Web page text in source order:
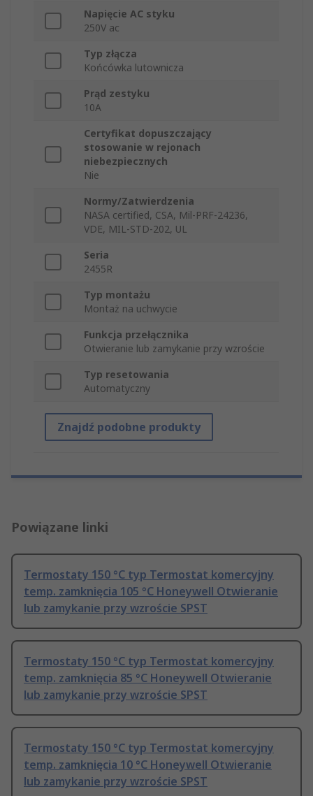
Napięcie AC styku
250V ac
Typ złącza
Końcówka lutownicza
Prąd zestyku
10A
Certyfikat dopuszczający
stosowanie w rejonach
niebezpiecznych
Nie
Normy/Zatwierdzenia
NASA certified, CSA, Mil-PRF-24236,
VDE, MIL-STD-202, UL
Seria
2455R
Typ montażu
Montaż na uchwycie
Funkcja przełącznika
Otwieranie lub zamykanie przy wzroście
Typ resetowania
Automatyczny
Znajdź podobne produkty
Powiązane linki
Termostaty 150 °C typ Termostat komercyjny
temp. zamknięcia 105 °C Honeywell Otwieranie
lub zamykanie przy wzroście SPST
Termostaty 150 °C typ Termostat komercyjny
temp. zamknięcia 85 °C Honeywell Otwieranie
lub zamykanie przy wzroście SPST
Termostaty 150 °C typ Termostat komercyjny
temp. zamknięcia 10 °C Honeywell Otwieranie
lub zamykanie przy wzroście SPST